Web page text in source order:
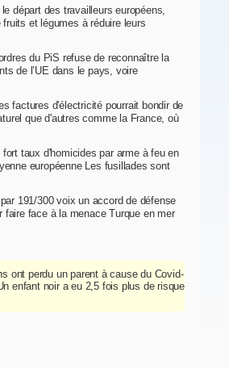
départ des travailleurs européens,
et légumes à réduire leurs
du PiS refuse de reconnaître la
de l’UE dans le pays, voire
factures d'électricité pourrait bondir de
que d'autres comme la France, où
taux d'homicides par arme à feu en
européenne Les fusillades sont
191/300 voix un accord de défense
faire face à la menace Turque en mer
ont perdu un parent à cause du Covid-
enfant noir a eu 2,5 fois plus de risque